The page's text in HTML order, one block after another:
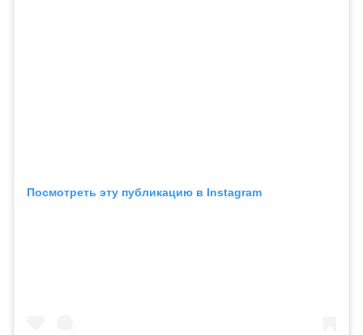
Посмотреть эту публикацию в Instagram